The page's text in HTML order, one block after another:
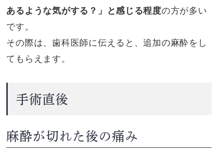
あるような気がする？」と感じる程度の方が多い
です。
その際は、歯科医師に伝えると、追加の麻酔をし
てもらえます。
手術直後
麻酔が切れた後の痛み